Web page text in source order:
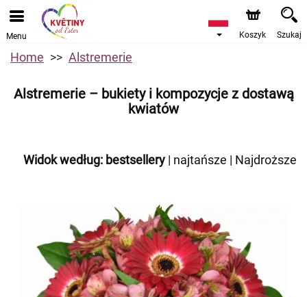
Menu Koszyk Szukaj
Home Alstremerie
Alstremerie – bukiety i kompozycje z dostawą
kwiatów
Widok według: bestsellery | najtańsze | Najdroższe